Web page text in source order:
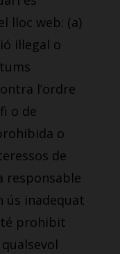
lloc web: (a)
il·legal o
l’ordre
o de
o
de
responsable
ús inadequat
té prohibit